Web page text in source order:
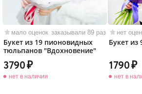
мало оценок заказывали 89 раз
Букет из 19 пионовидных
тюльпанов "Вдохновение"
3790
нет в наличии
нет
Букет из
1790
нет в